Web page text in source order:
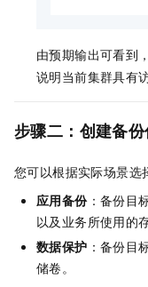
由预期输出可看到
说明当前集群具有
步骤二：创建备
您可以根据实际场景选
应用备份：备份目
以及业务所使用的
数据保护 ：备份目
储卷。